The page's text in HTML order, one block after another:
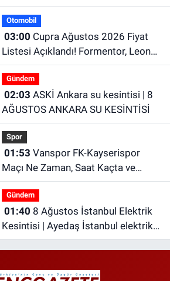
Otomobil
03:00
Listesi Açıklandı! Formentor, Leon
ve Terramar Güncel Fiyatları
Gündem
02:03
AĞUSTOS ANKARA SU KESİNTİSİ
Spor
01:53
Maçı Ne Zaman, Saat Kaçta ve
Hangi Kanalda?
Gündem
01:40
Kesintisi | Ayedaş İstanbul elektrik
kesintisi | Bedaş İstanbul elektrik